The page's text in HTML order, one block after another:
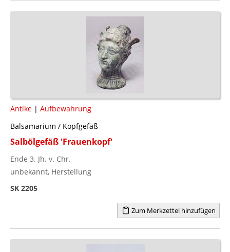
Antike | Aufbewahrung
Balsamarium / Kopfgefäß
Salbölgefäß 'Frauenkopf'
Ende 3. Jh. v. Chr.
unbekannt, Herstellung
SK 2205
Zum Merkzettel hinzufügen